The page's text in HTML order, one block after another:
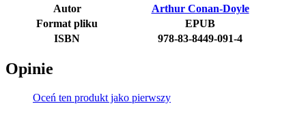
Autor
Arthur Conan-Doyle
Format pliku
EPUB
ISBN
978-83-8449-091-4
Opinie
Oceń ten produkt jako pierwszy